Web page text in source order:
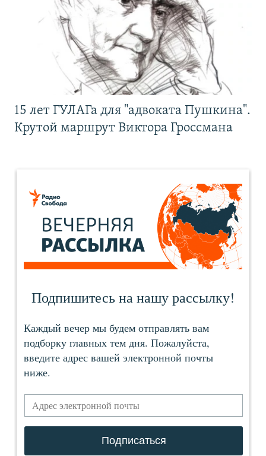
15 лет ГУЛАГа для "адвоката Пушкина".
Крутой маршрут Виктора Гроссмана